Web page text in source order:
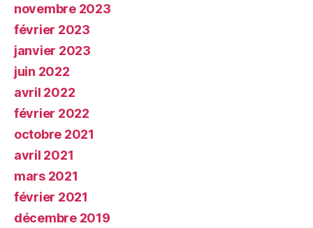
novembre 2023
février 2023
janvier 2023
juin 2022
avril 2022
février 2022
octobre 2021
avril 2021
mars 2021
février 2021
décembre 2019